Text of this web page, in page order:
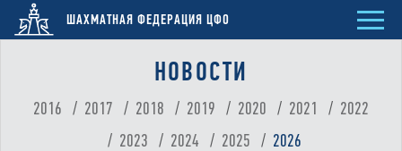
ШАХМАТНАЯ ФЕДЕРАЦИЯ ЦФО
НОВОСТИ
2016 2017 2018 2019 2020 2021
2022
2023
2024 2025 2026